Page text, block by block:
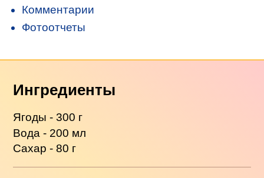
Комментарии
Фотоотчеты
Ингредиенты
Ягоды - 300 г
Вода - 200 мл
Сахар - 80 г